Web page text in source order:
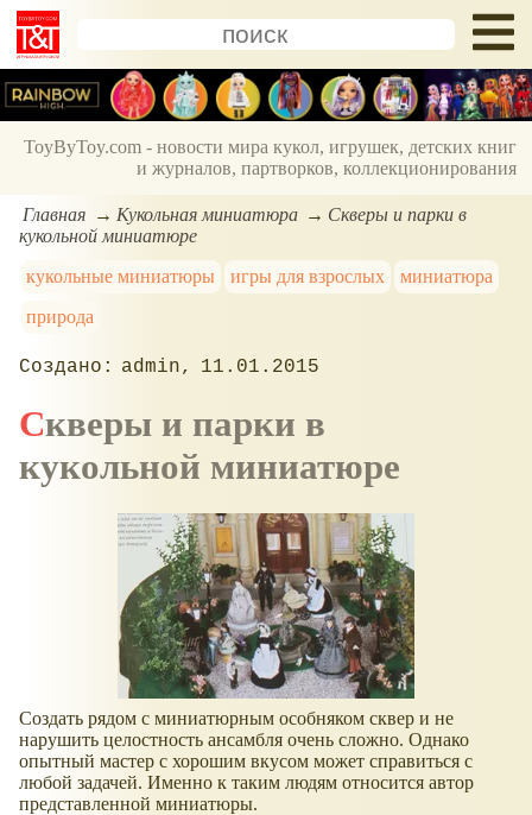
ToyByToy.com - новости мира кукол, игрушек, детских книг
и журналов, партворков, коллекционирования
Главная Кукольная миниатюра
Скверы и парки в
кукольной миниатюре
кукольные миниатюры
игры для взрослых
миниатюра
природа
admin 11.01.2015
Скверы и парки в
кукольной миниатюре
Создать рядом с миниатюрным особняком сквер и не
нарушить целостность ансамбля очень сложно. Однако
опытный мастер с хорошим вкусом может справиться с
любой задачей. Именно к таким людям относится автор
представленной миниатюры.